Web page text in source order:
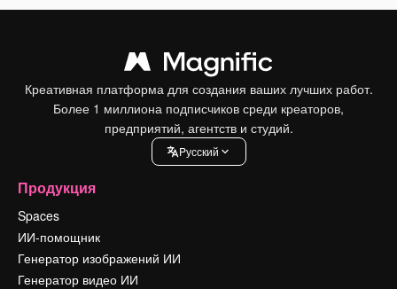
Креативная платформа для создания ваших лучших работ.
Более 1 миллиона подписчиков среди креаторов,
предприятий, агентств и студий.
Pусский
Продукция
Spaces
ИИ-помощник
Генератор изображений ИИ
Генератор видео ИИ